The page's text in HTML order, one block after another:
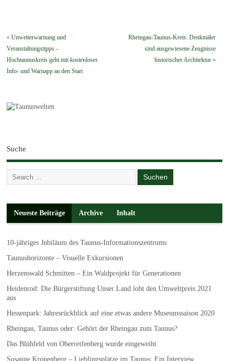
«Unwetterwarnung und
Veranstaltungstipps –
Hochtaunuskreis geht mit kostenloser
Info- und Warnapp an den Start
Rheingau-Taunus-Kreis: Denkmäler
sind ausge­wiesene Zeugnisse
historischer Architektur»
Suche
Neueste Beiträge Archive Inhalt
10-jähriges Jubiläum des Taunus-Informationszentrums
Taunushorizonte – Visuelle Exkursionen
Herzenswald Schmitten – Ein Waldprojekt für Generationen
Heidenrod: Die Bürgerstiftung Unser Land lobt den Umweltpreis 2021
aus
Hessenpark: Jahresrückblick auf eine etwas andere Museumssaison 2020
Rheingau, Taunus oder: Gehört der Rheingau zum Taunus?
Das Blühfeld von Oberreifenberg wurde eingeweiht
Susanne Kronenberg – Lieblingsplätze im Taunus: Ein Interview